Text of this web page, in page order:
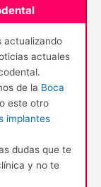
actualizando
actuales
de la Boca
este otro
implantes
dudas que te
y no te